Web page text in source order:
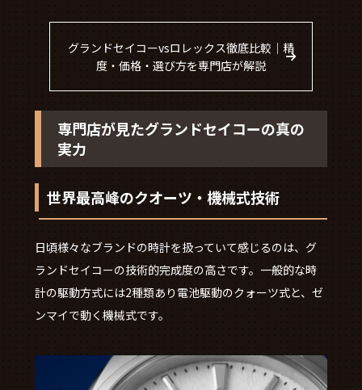
グランドセイコーvsロレックス徹底比較｜精
度・価格・選び方を専門店が解説
専門店が見たグランドセイコーの真の
実力
世界最高峰のクオーツ・機械式技術
日頃様々なブランドの時計を扱っていて感じるのは、グ
ランドセイコーの技術的完成度の高さです。一般的な時
計の駆動方式には2種類あり電池駆動のクォーツ式と、ゼ
ンマイで動く機械式です。